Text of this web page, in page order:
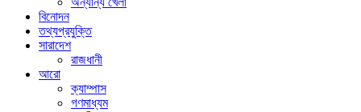
বিনোদন
তথ্যপ্রযুক্তি
সারাদেশ
রাজধানী
আরো
ক্যাম্পাস
গণমাধ্যম